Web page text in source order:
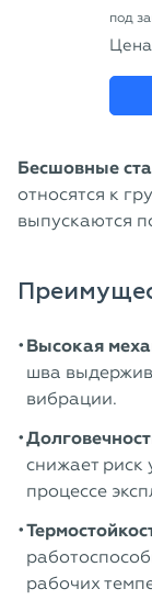
под
Бесшовные
относятся к
выпускаются
Высокая
шва
вибрации.
снижает риск
процессе
рабочих